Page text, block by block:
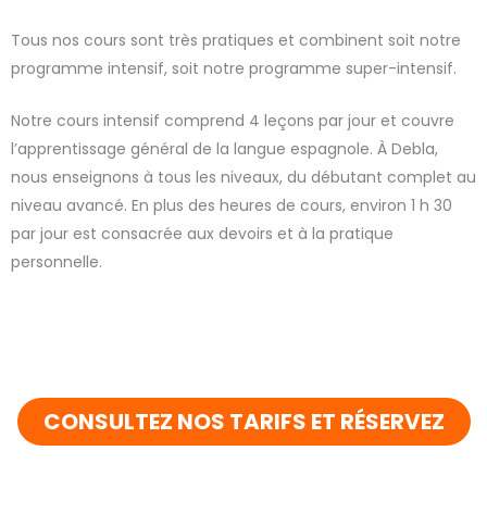
Tous nos cours sont très pratiques et combinent soit notre
programme intensif, soit notre programme super-intensif.
Notre cours intensif comprend 4 leçons par jour et couvre
l’apprentissage général de la langue espagnole. À Debla,
nous enseignons à tous les niveaux, du débutant complet au
niveau avancé. En plus des heures de cours, environ 1 h 30
par jour est consacrée aux devoirs et à la pratique
personnelle.
CONSULTEZ NOS TARIFS ET RÉSERVEZ